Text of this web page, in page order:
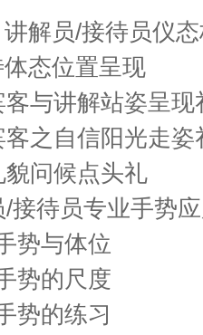
解员/接待员仪
态位置呈现
客与讲解站姿呈现
客之自信阳光走姿
貌问候点头礼
接待员专业手势
势与体位
势的尺度
势的练习